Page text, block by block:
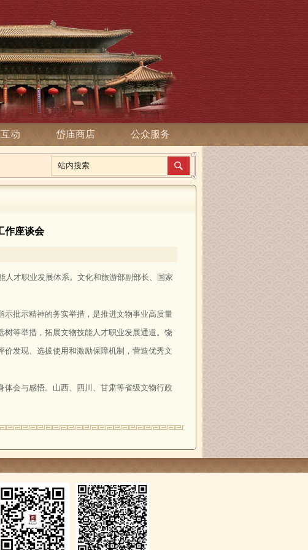
动 岱庙商店 公众服务
作座谈会
才职业发展体系。文化和旅游部副部长、国家
批示精神的务实举措，是推进文物事业高质量
等举措，拓展文物技能人才职业发展通道。饶
发现、选拔使用和激励保障机制，营造优秀文
会与感悟。山西、四川、甘肃等省级文物行政